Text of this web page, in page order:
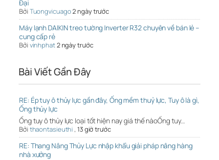
Đại
Bởi Tuongvicuago2 ngày trước
Máy lạnh DAIKIN treo tường Inverter R32 chuyên về bán lẻ –
cung cấp rẻ
Bởi vinhphat2 ngày trước
Bài Viết Gần Đây
RE: Ép tuy ô thủy lực gần đây, Ống mềm thuỷ lực, Tuy ô là gì,
Ống thủy lực
Ống tuy ô thủy lực loại tốt hiện nay giá thế nàoỐng tuy…
Bởi thaontasieuthi , 13 giờ trước
RE: Thang Nâng Thủy Lực nhập khẩu giải pháp nâng hàng
nhà xưởng